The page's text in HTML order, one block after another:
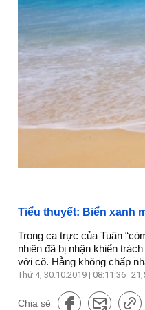
Tiểu thuyết: Biển xanh
Trong ca trực của Tuân
nhiên đã bị nhận khiển
với cô. Hằng không chấp
Thứ 4, 30.10.2019 | 08:11:36
Chia sẻ